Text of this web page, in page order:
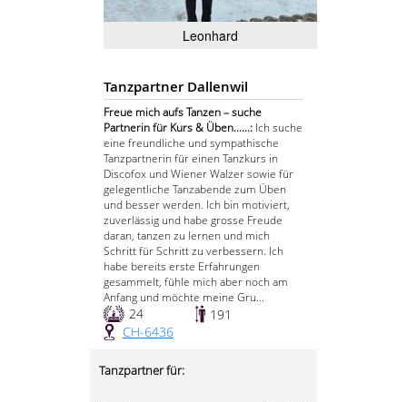
Leonhard
Tanzpartner Dallenwil
Freue mich aufs Tanzen – suche
Partnerin für Kurs & Üben......: Ich suche
eine freundliche und sympathische
Tanzpartnerin für einen Tanzkurs in
Discofox und Wiener Walzer sowie für
gelegentliche Tanzabende zum Üben
und besser werden. Ich bin motiviert,
zuverlässig und habe grosse Freude
daran, tanzen zu lernen und mich
Schritt für Schritt zu verbessern. Ich
habe bereits erste Erfahrungen
gesammelt, fühle mich aber noch am
Anfang und möchte meine Gru...
24
191
CH-6436
Tanzpartner für: